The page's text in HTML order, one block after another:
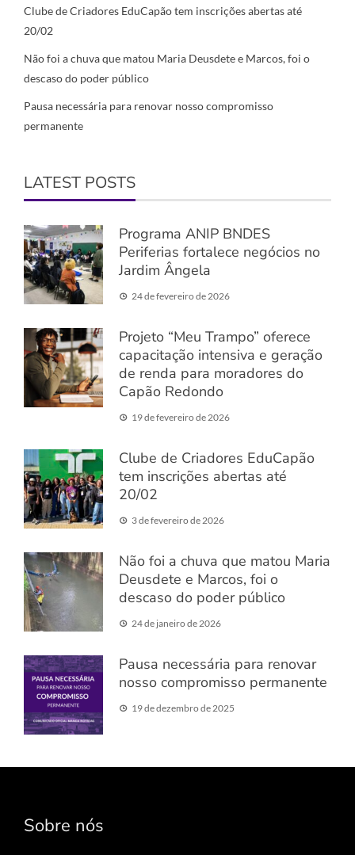
Clube de Criadores EduCapão tem inscrições abertas até
20/02
Não foi a chuva que matou Maria Deusdete e Marcos, foi o
descaso do poder público
Pausa necessária para renovar nosso compromisso
permanente
LATEST POSTS
Programa ANIP BNDES
Periferias fortalece negócios no
Jardim Ângela
24 de fevereiro de 2026
Projeto “Meu Trampo” oferece
capacitação intensiva e geração
de renda para moradores do
Capão Redondo
19 de fevereiro de 2026
Clube de Criadores EduCapão
tem inscrições abertas até
20/02
3 de fevereiro de 2026
Não foi a chuva que matou Maria
Deusdete e Marcos, foi o
descaso do poder público
24 de janeiro de 2026
Pausa necessária para renovar
nosso compromisso permanente
19 de dezembro de 2025
Sobre nós